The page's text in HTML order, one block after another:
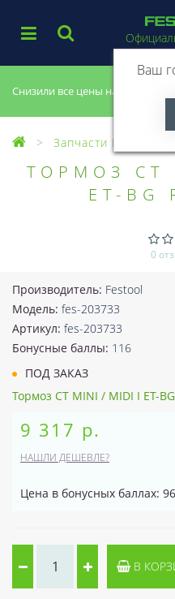
Снизили все цены на 20%, успей
Ваш
Запчасти Festool
ТОРМОЗ CT
ET-BG
0
Производитель: Festool
Модель: fes-203733
Артикул: fes-203733
Бонусные баллы: 116
ПОД ЗАКАЗ
Тормоз CT MINI / MIDI I ET-
9 317 р.
НАШЛИ ДЕШЕВЛЕ?
Цена в бонусных баллах:
В